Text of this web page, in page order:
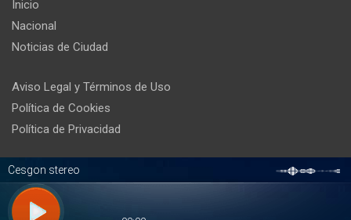
Inicio
Nacional
Noticias de Ciudad
Aviso Legal y Términos de Uso
Política de Cookies
Política de Privacidad
Copyright ©2026